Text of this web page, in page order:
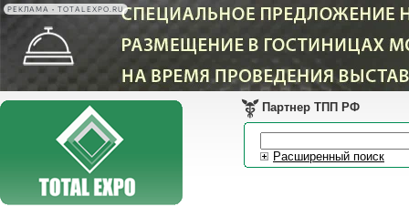
РЕКЛАМА • TOTALEXPO.RU
Партнер ТПП РФ
Расширенный поиск